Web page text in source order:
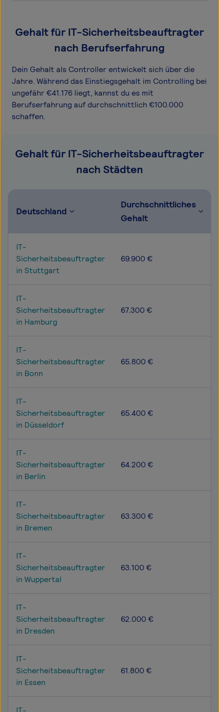
Gehalt für IT-Sicherheitsbeauftragter
nach Berufserfahrung
Dein Gehalt als Controller entwickelt sich über die
Jahre. Während das Einstiegsgehalt im Controlling bei
ungefähr €41.176 liegt, kannst du es mit
Berufserfahrung auf durchschnittlich €100.000
schaffen.
Gehalt für IT-Sicherheitsbeauftragter
nach Städten
Deutschland
Durchschnittliches
Gehalt
IT-
Sicherheitsbeauftragter
in Stuttgart
69.900 €
IT-
Sicherheitsbeauftragter
in Hamburg
67.300 €
IT-
Sicherheitsbeauftragter
in Bonn
65.800 €
IT-
Sicherheitsbeauftragter
in Düsseldorf
65.400 €
IT-
Sicherheitsbeauftragter
in Berlin
64.200 €
IT-
Sicherheitsbeauftragter
in Bremen
63.300 €
IT-
Sicherheitsbeauftragter
in Wuppertal
63.100 €
IT-
Sicherheitsbeauftragter
in Dresden
62.000 €
IT-
Sicherheitsbeauftragter
in Essen
61.800 €